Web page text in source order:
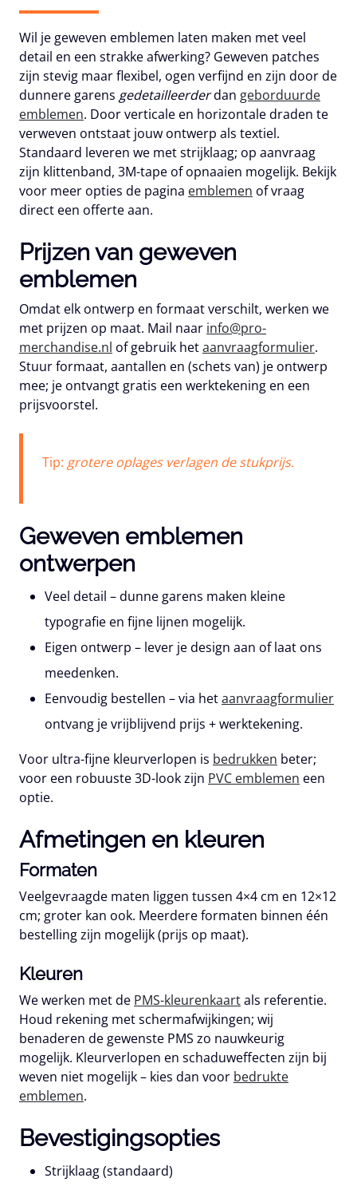
Wil je geweven emblemen laten maken met veel
detail en een strakke afwerking? Geweven patches
zijn stevig maar flexibel, ogen verfijnd en zijn door de
dunnere garens gedetailleerderdan geborduurde
emblemen. Door verticale en horizontale draden te
verweven ontstaat jouw ontwerp als textiel.
Standaard leveren we met strijklaag; op aanvraag
zijn klittenband, 3M-tape of opnaaien mogelijk. Bekijk
voor meer opties de pagina emblemen of vraag
direct een offerte aan.
Prijzen van geweven
emblemen
Omdat elk ontwerp en formaat verschilt, werken we
met prijzen op maat. Mail naar info@pro-
merchandise.nl of gebruik hetaanvraagformulier.
Stuur formaat, aantallen en (schets van) je ontwerp
mee; je ontvangt gratis een werktekening en een
prijsvoorstel.
Tip: grotere oplages verlagen de stukprijs.
Geweven emblemen
ontwerpen
Veel detail – dunne garens maken kleine
typografie en fijne lijnen mogelijk.
Eigen ontwerp – lever je design aan of laat ons
meedenken.
Eenvoudig bestellen – via hetaanvraagformulier
ontvang je vrijblijvend prijs + werktekening.
Voor ultra-fijne kleurverlopen is bedrukken beter;
voor een robuuste 3D-look zijn PVC emblemen een
optie.
Afmetingen en kleuren
Formaten
Veelgevraagde maten liggen tussen 4×4 cm en 12×12
cm; groter kan ook. Meerdere formaten binnen één
bestelling zijn mogelijk (prijs op maat).
Kleuren
We werken met de PMS-kleurenkaartals referentie.
Houd rekening met schermafwijkingen; wij
benaderen de gewenste PMS zo nauwkeurig
mogelijk. Kleurverlopen en schaduweffecten zijn bij
weven niet mogelijk – kies dan voor bedrukte
emblemen.
Bevestigingsopties
Strijklaag(standaard)